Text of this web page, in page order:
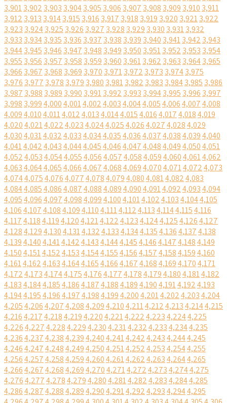
3,9013,902 3,903 3,9043,905 3,906 3,907 3,908 3,909 3,910 3,911
3,912 3,913 3,9143,915 3,916 3,917 3,918 3,919 3,920 3,9213,922
3,923 3,9243,925 3,926 3,927 3,928 3,929 3,930 3,9313,932
3,933 3,9343,935 3,936 3,937 3,938 3,939 3,940 3,9413,942 3,943
3,9443,945 3,946 3,947 3,948 3,949 3,950 3,9513,952 3,953 3,954
3,955 3,956 3,957 3,958 3,959 3,960 3,9613,962 3,963 3,9643,965
3,966 3,967 3,968 3,969 3,970 3,9713,972 3,973 3,9743,975
3,976 3,977 3,978 3,979 3,980 3,9813,982 3,983 3,9843,985 3,986
3,987 3,988 3,989 3,990 3,9913,992 3,993 3,9943,995 3,996 3,997
3,998 3,9994,0004,0014,0024,0034,0044,0054,0064,0074,008
4,0094,0104,0114,0124,0134,0144,0154,0164,0174,0184,019
4,0204,0214,0224,0234,0244,0254,0264,0274,0284,029
4,0304,0314,0324,0334,0344,0354,0364,0374,0384,0394,040
4,0414,0424,0434,0444,0454,0464,0474,0484,0494,0504,051
4,0524,0534,0544,0554,0564,0574,0584,0594,0604,0614,062
4,0634,0644,0654,0664,0674,0684,0694,0704,0714,0724,073
4,0744,0754,0764,0774,0784,0794,0804,0814,0824,083
4,0844,0854,0864,0874,0884,0894,0904,0914,0924,0934,094
4,0954,0964,0974,0984,0994,1004,1014,1024,1034,1044,105
4,1064,1074,1084,1094,1104,1114,1124,1134,1144,1154,116
4,1174,1184,1194,1204,1214,1224,1234,1244,1254,1264,127
4,1284,1294,1304,1314,1324,1334,1344,1354,1364,1374,138
4,1394,1404,1414,1424,1434,1444,1454,1464,1474,1484,149
4,1504,1514,1524,1534,1544,1554,1564,1574,1584,1594,160
4,1614,1624,1634,1644,1654,1664,1674,1684,1694,1704,171
4,1724,1734,1744,1754,1764,1774,1784,1794,1804,1814,182
4,1834,1844,1854,1864,1874,1884,1894,1904,1914,1924,193
4,1944,1954,1964,1974,1984,1994,2004,2014,2024,2034,204
4,2054,2064,2074,2084,2094,2104,2114,2124,2134,2144,215
4,2164,2174,2184,2194,2204,2214,2224,2234,2244,225
4,2264,2274,2284,2294,2304,2314,2324,2334,2344,235
4,2364,2374,2384,2394,2404,2414,2424,2434,2444,245
4,2464,2474,2484,2494,2504,2514,2524,2534,2544,255
4,2564,2574,2584,2594,2604,2614,2624,2634,2644,265
4,2664,2674,2684,2694,2704,2714,2724,2734,2744,275
4,2764,2774,2784,2794,2804,2814,2824,2834,2844,285
4,2864,2874,2884,2894,2904,2914,2924,2934,2944,295